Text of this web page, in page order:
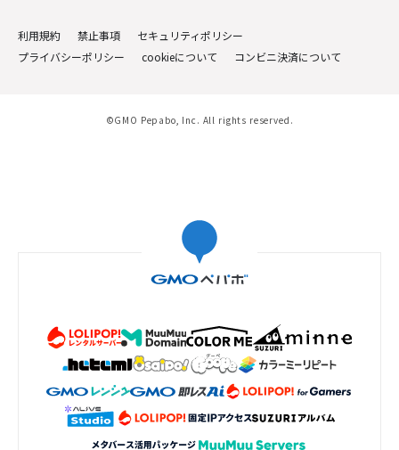
利用規約 禁止事項
セキュリティポリシー
プライバシーポリシー
cookieについて コンビニ決済について
©GMO Pepabo, Inc. All rights reserved.